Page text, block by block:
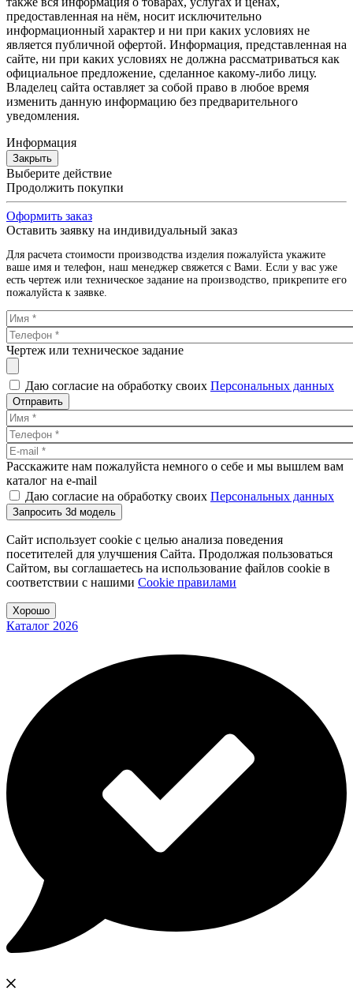
предоставленная на нём, носит исключительно
информационный характер и ни при каких условиях не
является публичной офертой. Информация, представленная на
сайте, ни при каких условиях не должна рассматриваться как
официальное предложение, сделанное какому-либо лицу.
Владелец сайта оставляет за собой право в любое время
изменить данную информацию без предварительного
уведомления.
Информация
Закрыть
Выберите действие
Продолжить покупки
Оформить заказ
Оставить заявку на индивидуальный заказ
Для расчета стоимости производства изделия пожалуйста укажите
ваше имя и телефон, наш менеджер свяжется с Вами. Если у вас уже
есть чертеж или техническое задание на производство, прикрепите его
пожалуйста к заявке.
Чертеж или техническое задание
Даю согласие на обработку своих Персональных данных
Отправить
Расскажите нам пожалуйста немного о себе и мы вышлем вам
каталог на e-mail
Даю согласие на обработку своих Персональных данных
Запросить 3d модель
Сайт использует cookie с целью анализа поведения
посетителей для улучшения Сайта. Продолжая пользоваться
Сайтом, вы соглашаетесь на использование файлов cookie в
соответствии с нашими Cookiе правилами
Хорошо
Каталог 2026